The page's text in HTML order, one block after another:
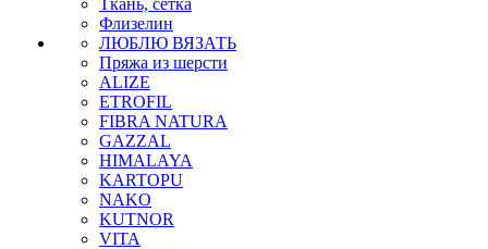
Ткань, сетка
Флизелин
ЛЮБЛЮ ВЯЗАТЬ
Пряжа из шерсти
ALIZE
ETROFIL
FIBRA NATURA
GAZZAL
HIMALAYA
KARTOPU
NAKO
KUTNOR
VITA